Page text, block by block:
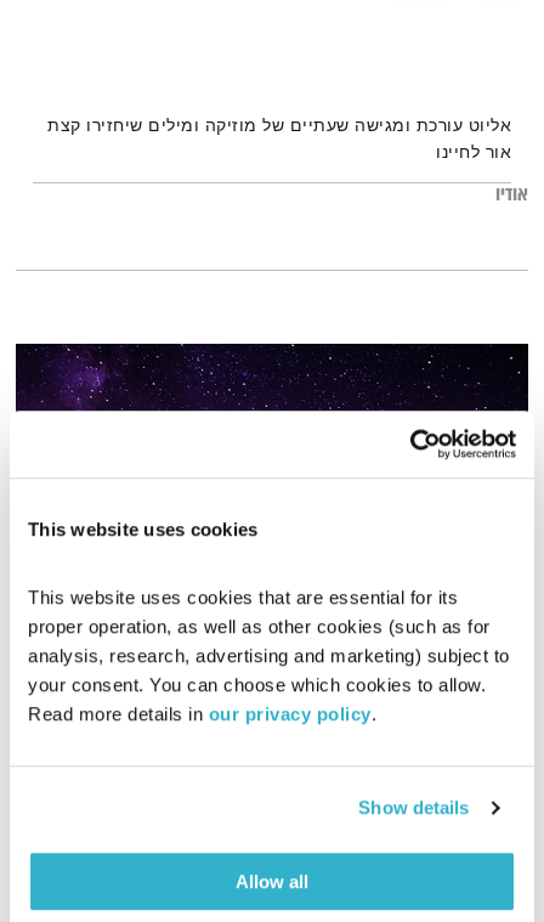
This website uses cookies
This website uses cookies that are essential for its
proper operation, as well as other cookies (such as for
analysis, research, advertising and marketing) subject to
your consent. You can choose which cookies to allow.
Read more details in our privacy policy.
Show details
Allow all
אליוט עורכת ומגישה שעתיים של מוזיקה ומילים שיחזירו קצת
אור לחיינו
אודיו
התבוננות פואטית – 14.7.20
התבוננות
דליק ווליניץושמואל שאול